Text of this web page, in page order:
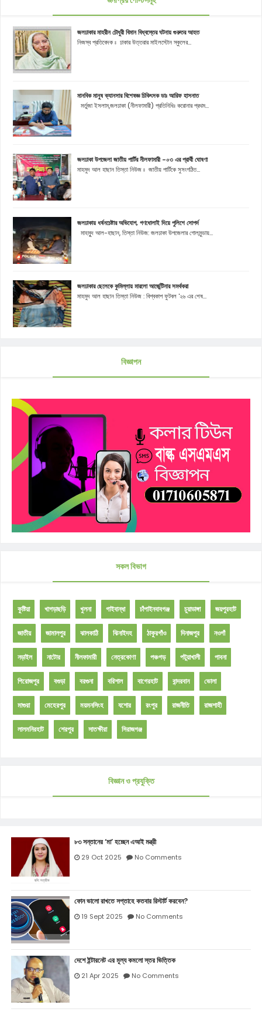
জলঢাকার মাহরীন চৌধুরী বিমান বিধ্বস্তের ঘটনায় গুরুতর আহত
নিজস্ব প্রতিবেদক ঃ ঢাকার উত্তরার মাইলস্টোন স্কুলের...
মানবিক মানুষ ক্যানসার বিশেষজ্ঞ চিকিৎসক ডাঃ আরিফ হাসনাত
মর্তুজা ইসলাম,জলঢাকা (নীলফামারী) প্রতিনিধিঃ করোনার প্রথম...
জলঢাকা উপজেলা জাতীয় পার্টির নীলফামারী -০৩ এর প্রার্থী ঘোষণা
মাহমুদ আল হাছান তিস্তা নিউজ ঃ জাতীয় পার্টিকে সুসংগঠিত...
জলঢাকায় ধর্ষনচেষ্টার অভিযোগ, গণধোলাই দিয়ে পুলিশে সোপর্দ
মাহমুূদ আল-হাছান, তিস্তা নিউজ: জলঢাকা উপজেলার গোলমুন্ডায়...
জলঢাকার ছেলেকে কুমিল্লায় মারলো আর্জেন্টিনার সমর্থকরা
মাহমুদ আল হাছান তিস্তা নিউজ : বিশ্বকাপ ফুটবল '২৬ এর শেষ...
বিজ্ঞাপন
সকল বিভাগ
কুষ্টিয়া খাগড়াছড়ি খুলনা গাইবান্ধা চাঁপাইনবাবগঞ্জ চুয়াডাঙ্গা জয়পুরহাট
জাতীয় জামালপুর ঝালকাঠি ঝিনাইদহ ঠাকুরগাঁও দিনাজপুর নওগাঁ
নড়াইল নাটোর নীলফামারী নেত্রকোণা পঞ্চগড় পটুয়াখালী পাবনা
পিরোজপুর বগুড়া বরগুনা বরিশাল বাগেরহাট বান্দরবান ভোলা
মাগুরা মেহেরপুর ময়মনসিংহ যশোর রংপুর রাজনীতি রাজশাহী
লালমনিরহাট শেরপুর সাতক্ষীরা সিরাজগঞ্জ
বিজ্ঞান ও প্রযুক্তি
৮৩ সন্তানের ‘মা’ হচ্ছেন এআই মন্ত্রী
29 Oct 2025 No Comments
ফোন ভালো রাখতে সপ্তাহে কতবার রিস্টার্ট করবেন?
19 Sept 2025 No Comments
দেশে ইন্টারনেট এর মূল্য কমলো স্তর ভিত্তিক
21 Apr 2025 No Comments